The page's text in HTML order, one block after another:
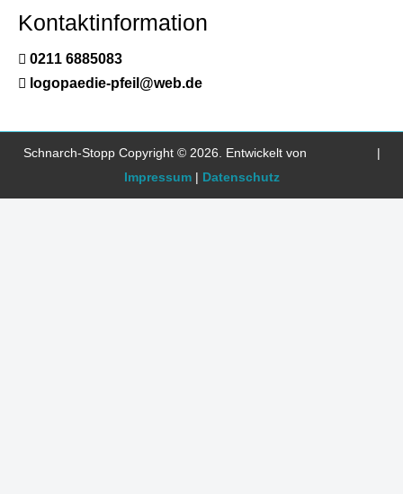
Kontaktinformation
0211 6885083
logopaedie-pfeil@web.de
Schnarch-Stopp Copyright © 2026. Entwickelt von
Impressum| Datenschutz